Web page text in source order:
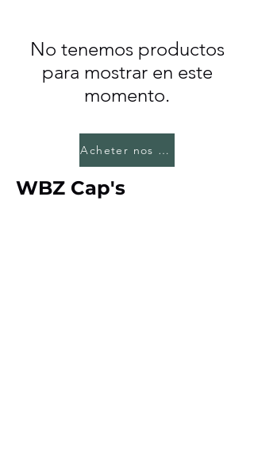
No tenemos productos
para mostrar en este
momento.
Acheter nos CBD Cap's
WBZ Cap's